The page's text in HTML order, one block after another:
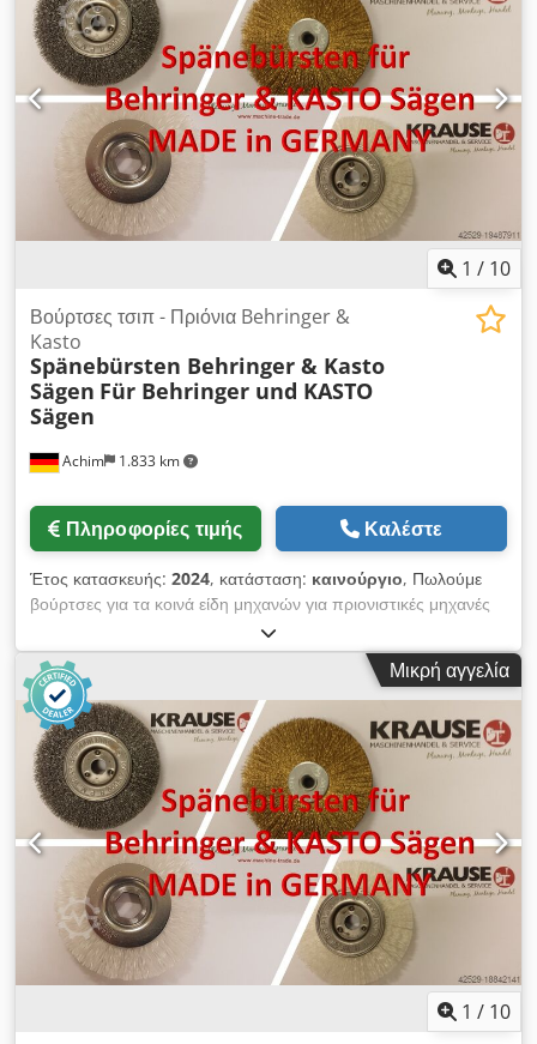
1 / 10
Achim 1.833 km
Βούρτσες τσιπ - Πριόνια Behringer &
Kasto
Spänebürsten Behringer & Kasto
Sägen Für Behringer und KASTO
Sägen
Πληροφορίες τιμής Καλέστε
Έτος κατασκευής: 2024, κατάσταση: καινούργιο, Πωλούμε
βούρτσες για τα κοινά είδη μηχανών για πριονιστικές μηχανές
Behringer και Kasto. Dwjdpfx Answw Dgisloa Ελάχιστη
ποσότητα παραγγελίας 20 τεμάχια. Είμαστε στην ευχάριστη
θέση να απαντήσουμε στα ερωτήματά σας.
Μικρή αγγελία
1 / 10